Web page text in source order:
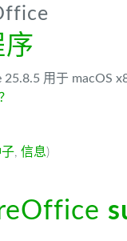
用于 macOS
, 信息)